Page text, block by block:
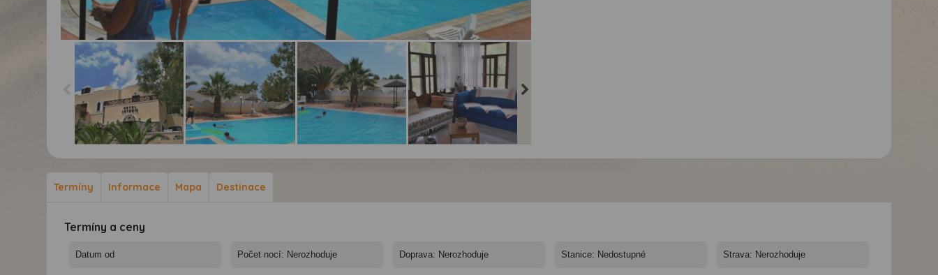
Perissa - Hotel Artemis
Santorini
Perissa - Hotel Artemis
Santorini
Termíny Informace Mapa Destinace
Termíny a ceny